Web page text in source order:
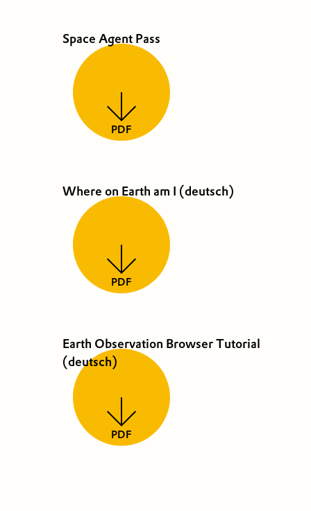
Space Agent Pass
PDF
Where on Earth am I (deutsch)
PDF
Earth Observation Browser Tutorial
(deutsch)
PDF